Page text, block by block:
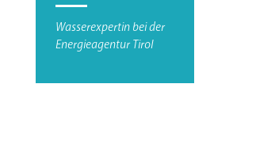
Wasserexpertin bei der
Energieagentur Tirol